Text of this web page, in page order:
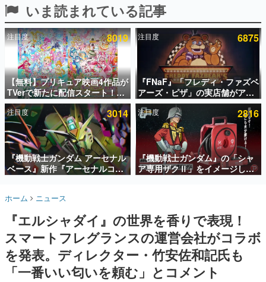
ピックアップ
電ファミのいま読まれている記事ランキング
アプリセール情報
インタビュー
連載・特集一覧
殿堂入り記事
SNS拡散数が数千以上！ ページビュー数万以上！ などな
ど。多くの人々に読まれた、電ファミ渾身の“殿堂入り”記
事をまとめました。
名作ゲームクリエイターの方々に製作時のエピソードをお
きます。
赫本
この物語を解いてはいけない。『赫本』は、〈試験問題〉
の形をした短編ホラー小説集です。
いま読まれている記事
注目度 8019
【無料】プリキュア映画4作品が
TVerで新たに配信スタート！な
んと2018年～2024年の映画ほぼ
すべてが見放題に、ぶっちゃけ
ありえないラインナップ
注目度 6875
『FNaF』「フレディ・ファズベ
アーズ・ピザ」の実店舗がアメ
リカの商業施設「American
Dream」に2027年オープン！
ScottGamesとの共同開発、食
事だけでなくステージショーや
没入型のホラー体験も楽しめる
注目度 3014
『機動戦士ガンダム アーセナル
ベース』新作『アーセナルコマ
ンダー』発表！8月28日からオ
年2月下旬に稼働予定
注目度 2816
『機動戦士ガンダム』の「シャ
ア専用ザクⅡ」をイメージした
散水ホースリールが予約開始。
ム、型式番号などを配置
ホーム ニュース
『エルシャダイ』の世界を香りで表現！
スマートフレグランスの運営会社がコラボ
を発表。ディレクター・竹安佐和記氏も
「一番いい匂いを頼む」とコメント